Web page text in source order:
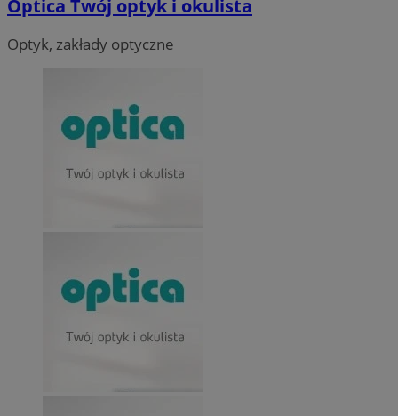
Optica Twój optyk i okulista
Optyk, zakłady optyczne